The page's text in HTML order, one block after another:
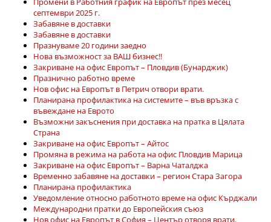
септември 2025 г.
Забавяне в доставки
Забавяне в доставки
Празнуваме 20 години заедно
Нова възможност за ВАШ бизнес!!
Закриване на офис Европът – Пловдив (Бунарджик)
Празнично работно време
Нов офис на Европът в Петрич отвори врати.
Планирана профилактика на системите – във връзка с
въвеждане на Еврото
Възможни закъснения при доставка на пратка в Цялата
Страна
Закриване на офис Европът – Айтос
Промяна в режима на работа на офис Пловдив Марица
Закриване на офис Европът – Варна Чаталджа
Временно забавяне на доставки – регион Стара Загора
Планирана профилактика
Уведомление относно работното време на офис Кърджали
Международни пратки до Европейския съюз
Нов офис на Европът в София – Център отворя врати.